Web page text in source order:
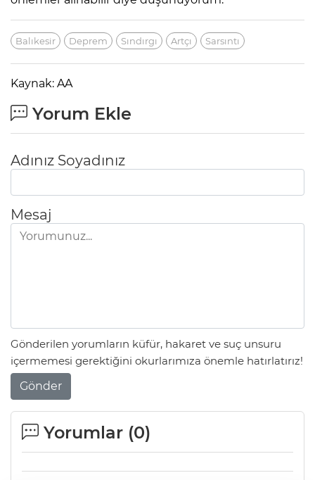
Balıkesir Deprem Sındırgı Artçı Sarsıntı
Kaynak: AA
Yorum Ekle
Adınız Soyadınız
Mesaj
Gönderilen yorumların küfür, hakaret ve suç unsuru
içermemesi gerektiğini okurlarımıza önemle hatırlatırız!
Gönder
Yorumlar (0)